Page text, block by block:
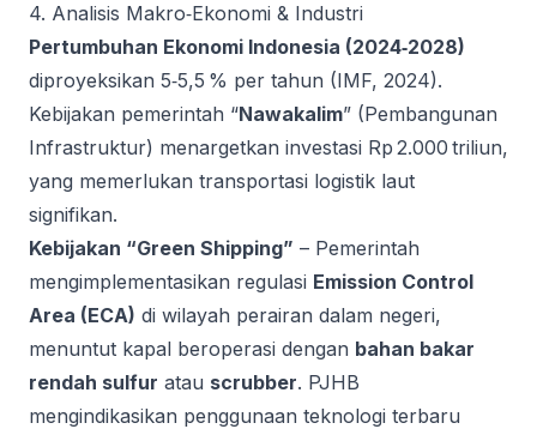
4. Analisis Makro‑Ekonomi & Industri
Pertumbuhan Ekonomi Indonesia (2024‑2028)
diproyeksikan 5‑5,5 % per tahun (IMF, 2024).
Kebijakan pemerintah “Nawakalim” (Pembangunan
Infrastruktur) menargetkan investasi Rp 2.000 triliun,
yang memerlukan transportasi logistik laut
signifikan.
Kebijakan “Green Shipping” – Pemerintah
mengimplementasikan regulasi Emission Control
Area (ECA) di wilayah perairan dalam negeri,
menuntut kapal beroperasi dengan bahan bakar
rendah sulfur atau scrubber. PJHB
mengindikasikan penggunaan teknologi terbaru